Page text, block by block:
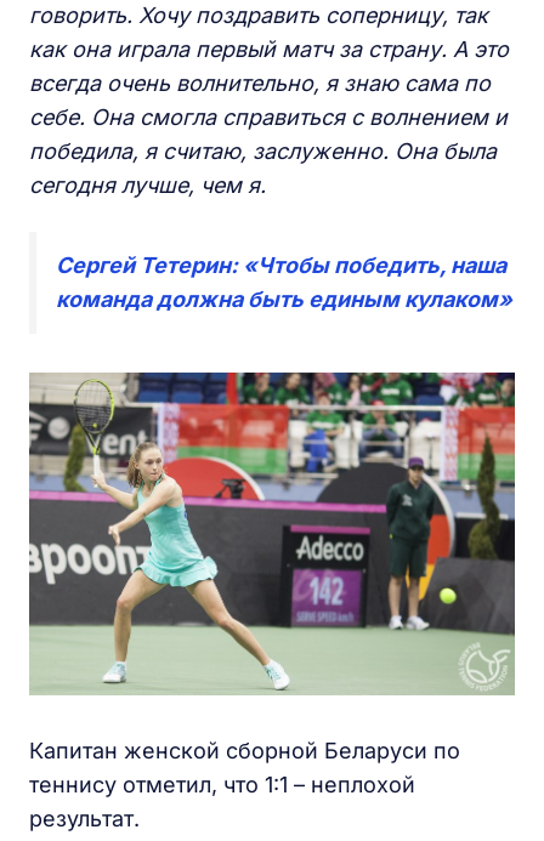
говорить. Хочу поздравить соперницу, так
как она играла первый матч за страну. А это
всегда очень волнительно, я знаю сама по
себе. Она смогла справиться с волнением и
победила, я считаю, заслуженно. Она была
сегодня лучше, чем я.
Сергей Тетерин: «Чтобы победить, наша
команда должна быть единым кулаком»
Капитан женской сборной Беларуси по
теннису отметил, что 1:1 – неплохой
результат.